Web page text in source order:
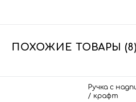
ПОХОЖИЕ ТОВАРЫ (8)
Ручка с
/ крафт